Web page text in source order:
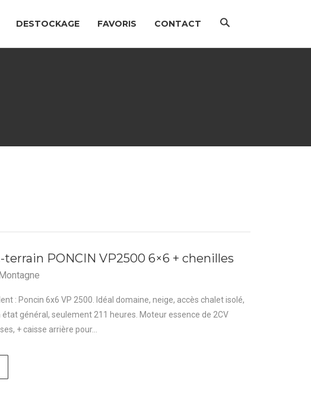
Chercher
DESTOCKAGE FAVORIS CONTACT
PONCIN VP2500 6×6 + chenilles
: Poncin 6x6 VP 2500. Idéal domaine, neige, accès chalet isolé,
état général, seulement 211 heures. Moteur essence de 2CV
+ caisse arrière pour...